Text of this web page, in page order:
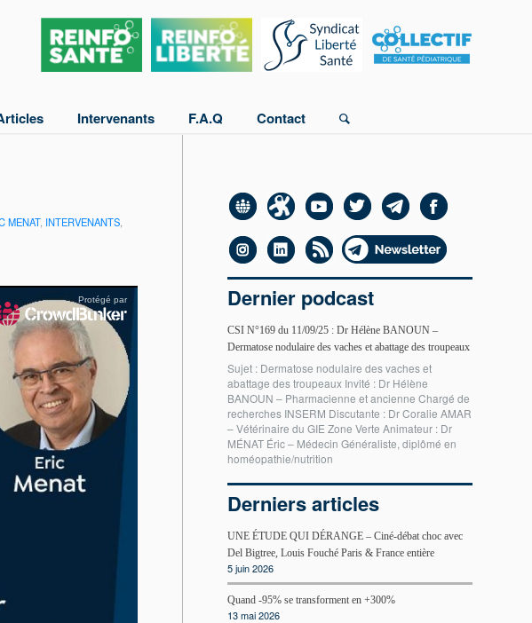
Intervenants F.A.Q Contact
MENAT, INTERVENANTS
Dernier podcast
CSI N°169 du 11/09/25 : Dr Hélène BANOUN –
Dermatose nodulaire des vaches et abattage des troupeaux
Sujet : Dermatose nodulaire des vaches et
abattage des troupeaux Invité : Dr Hélène
BANOUN – Pharmacienne et ancienne Chargé de
recherches INSERM Discutante : Dr Coralie AMAR
– Vétérinaire du GIE Zone Verte Animateur : Dr
MÉNAT Éric – Médecin Généraliste, diplômé en
homéopathie/nutrition
Derniers articles
UNE ÉTUDE QUI DÉRANGE – Ciné-débat choc avec
Del Bigtree, Louis Fouché Paris & France entière
5 juin 2026
Quand -95% se transforment en +300%
13 mai 2026